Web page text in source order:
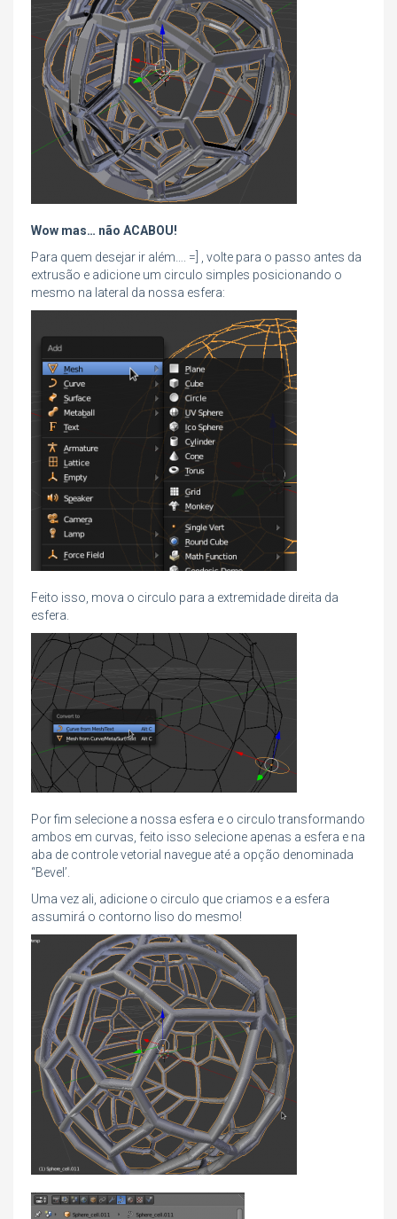
Wow mas… não ACABOU!
Para quem desejar ir além…. =] , volte para o passo antes da
extrusão e adicione um circulo simples posicionando o
mesmo na lateral da nossa esfera:
Feito isso, mova o circulo para a extremidade direita da
esfera.
Por fim selecione a nossa esfera e o circulo transformando
ambos em curvas, feito isso selecione apenas a esfera e na
aba de controle vetorial navegue até a opção denominada
“Bevel’.
Uma vez ali, adicione o circulo que criamos e a esfera
assumirá o contorno liso do mesmo!